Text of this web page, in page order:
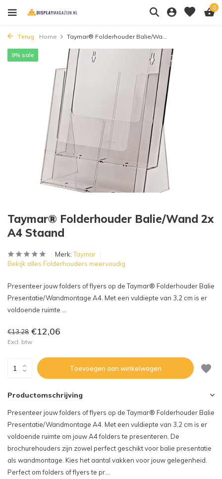
0
Terug Home Taymar® Folderhouder Balie/Wa...
Taymar® Folderhouder Balie/Wand 2x
A4 Staand
9% sale
Merk:Taymar
Bekijk alles Folderhouders meervoudig
Presenteer jouw folders of flyers op de Taymar® Folderhouder Balie
Presentatie/Wandmontage A4. Met een vuldiepte van 3,2 cm is er
voldoende ruimte ...
€13,28 €12,06
Excl. btw
Toevoegen aan winkelwagen
Productomschrijving
Presenteer jouw folders of flyers op de Taymar® Folderhouder Balie
Presentatie/Wandmontage A4. Met een vuldiepte van 3,2 cm is er
voldoende ruimte om jouw A4 folders te presenteren. De
brochurehouders zijn zowel perfect geschikt voor balie presentatie
als wandmontage. Kies het aantal vakken voor jouw gelegenheid.
Perfect om folders of flyers te pr...